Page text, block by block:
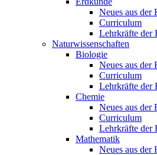
Neues aus der
Curriculum
Lehrkräfte der
Naturwissenschaften
Biologie
Neues aus der
Curriculum
Lehrkräfte der
Chemie
Neues aus der
Curriculum
Lehrkräfte der
Mathematik
Neues aus der